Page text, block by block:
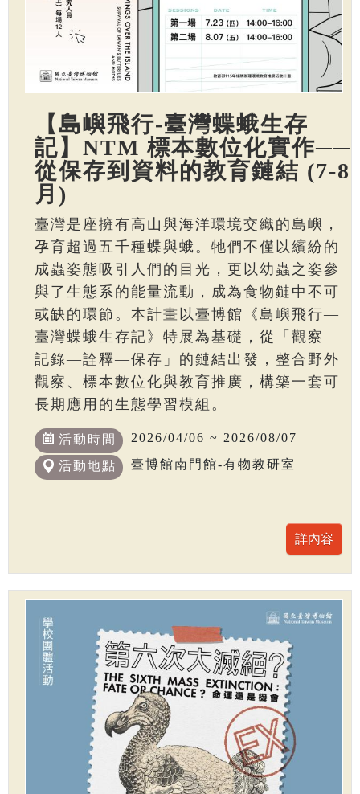
【島嶼飛行-臺灣蝶蛾生存
記】NTM 標本數位化實作──
從保存到資料的教育鏈結 (7-8
月)
臺灣是座擁有高山與海洋環境交織的島嶼，
孕育超過五千種蝶與蛾。牠們不僅以繽紛的
成蟲姿態吸引人們的目光，更以幼蟲之姿參
與了生態系的能量流動，成為食物鏈中不可
或缺的環節。本計畫以臺博館《島嶼飛行—
臺灣蝶蛾生存記》特展為基礎，從「觀察—
記錄—詮釋—保存」的鏈結出發，整合野外
觀察、標本數位化與教育推廣，構築一套可
長期應用的生態學習模組。
活動時間 2026/04/06 ~ 2026/08/07
活動地點 臺博館南門館-有物教研室